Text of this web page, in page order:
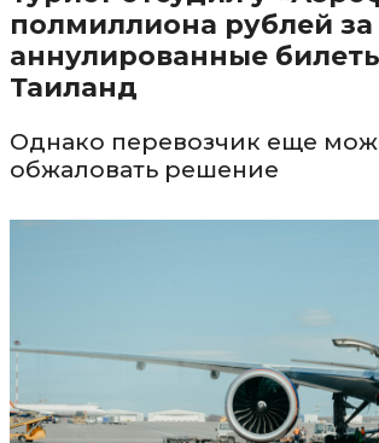
полмиллиона рублей за
аннулированные
Таиланд
Однако перевозчик еще
обжаловать решение